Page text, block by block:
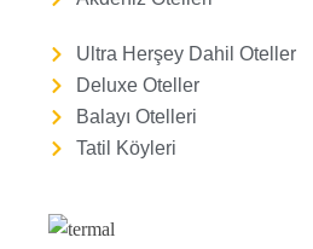
Ultra Herşey Dahil Oteller
Deluxe Oteller
Balayı Otelleri
Tatil Köyleri